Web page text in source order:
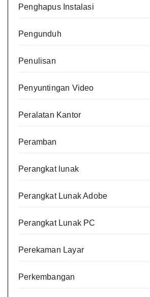
Penghapus Instalasi
Pengunduh
Penulisan
Penyuntingan Video
Peralatan Kantor
Peramban
Perangkat lunak
Perangkat Lunak Adobe
Perangkat Lunak PC
Perekaman Layar
Perkembangan